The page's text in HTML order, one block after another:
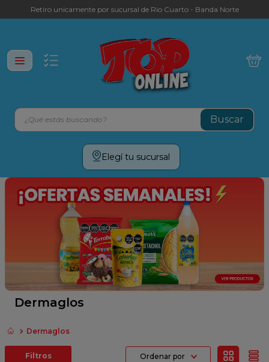
Retiro unicamente por sucursal de Rio Cuarto - Banda Norte
¿Qué estás buscando?
Elegí tu sucursal
Dermaglos
Dermaglos
Ordenar por
Términos más buscados
yerba
galletitas
queso